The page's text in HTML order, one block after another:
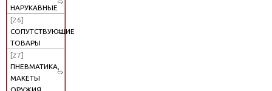
НАРУКАВНЫЕ
[26]
СОПУТСТВУЮЩИЕ
ТОВАРЫ
[27]
ПНЕВМАТИКА,
МАКЕТЫ